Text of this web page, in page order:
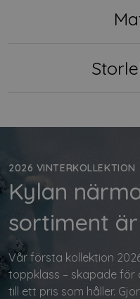
2026 VINTERKOLLEKTION
Kylan
sortiment
Vår första kollektion
toppklass – skapade för
till ett pris som håller.